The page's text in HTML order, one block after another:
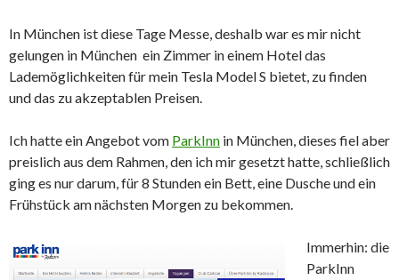
In München ist diese Tage Messe, deshalb war es mir nicht
gelungen in München ein Zimmer in einem Hotel das
Lademöglichkeiten für mein Tesla Model S bietet, zu finden
und das zu akzeptablen Preisen.
Ich hatte ein Angebot vom ParkInn in München, dieses fiel aber
preislich aus dem Rahmen, den ich mir gesetzt hatte, schließlich
ging es nur darum, für 8 Stunden ein Bett, eine Dusche und ein
Frühstück am nächsten Morgen zu bekommen.
Immerhin: die
ParkInn